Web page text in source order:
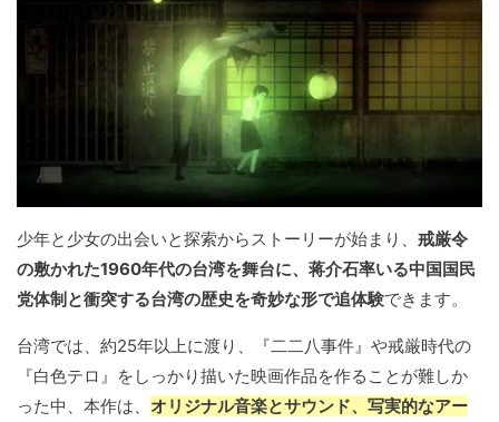
少年と少女の出会いと探索からストーリーが始まり、 戒厳令
の敷かれた1960年代の台湾を舞台に、蒋介石率いる中国国民
党体制と衝突する台湾の歴史を奇妙な形で追体験できます。
台湾では、約25年以上に渡り、『二二八事件』や戒厳時代の
『白色テロ』をしっかり描いた映画作品を作ることが難しか
った中、本作は、 オリジナル音楽とサウンド、写実的なアー